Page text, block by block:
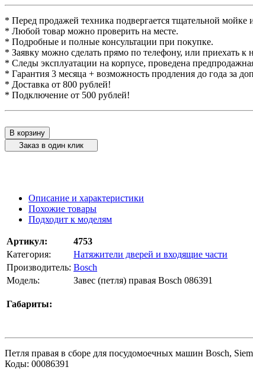
* Перед продажей техника подвергается тщательной мойке
* Любой товар можно проверить на месте.
* Подробные и полные консультации при покупке.
* Заявку можно сделать прямо по телефону, или приехать к
* Следы эксплуатации на корпусе, проведена
* Гарантия 3 месяца + возможность продления до года за
* Доставка от 800 рублей!
* Подключение от 500 рублей!
В корзину
Заказ в один клик
Описание и характеристики
Похожие товары
Подходит к моделям
Артикул:
4753
Категория:
Натяжители дверей и входящие части
Производитель: Bosch
Модель:
Завес (петля) правая Bosch 086391
Габариты:
Петля правая в сборе для посудомоечных машин Bosch,
Коды: 00086391